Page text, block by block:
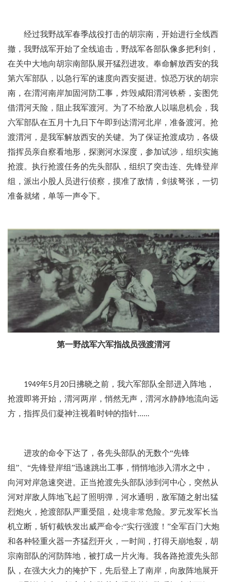
经过我野战军春季战役打击的胡宗南，开始进行全线西
撤，我野战军开始了全线追击，野战军各部队像多把利剑，
在关中大地向胡宗南部队展开猛烈进攻。奉命解放西安的我
第六军部队，以急行军的速度向西安挺进。惊恐万状的胡宗
南，在渭河南岸加固河防工事，炸毁咸阳渭河铁桥，妄图凭
借渭河天险，阻止我军渡河。为了不给敌人以喘息机会，我
六军部队在五月十九日下午即到达渭河北岸，准备渡河。抢
渡渭河，是我军解放西安的关键。为了保证抢渡成功，各级
指挥员亲自察看地形，探测河水深度，参加试涉，组织实施
抢渡。执行抢渡任务的先头部队，组织了突击连、先锋登岸
组，派出小股人员进行侦察，摸准了敌情，剑拔弩张，一切
准备就绪，单等一声令下。
第一野战军六军指战员强渡渭河
1949年5月 20日拂晓之前，我六军部队全部进入阵地，
抢渡即将开始，渭河两岸，悄然无声，渭河水静静地流向远
方，指挥员们凝神注视着时钟的指针......
进攻的命令下达了，各先头部队的无数个“先锋
组”、“先锋登岸组”迅速跳出工事，悄悄地涉入渭水之中，
向河对岸急速突进。正当抢渡先头部队涉到河中心，突然从
河对岸敌人阵地飞起了照明弹，河水通明，敌军随之射出猛
烈炮火，抢渡部队严重受阻，处境非常危险。罗元发军长当
机立断，斩钉截铁发出威严命令:“实行强渡！”全军百门大炮
和各种轻重火器一齐猛烈开火，一时间，打得天崩地裂，胡
宗南部队的河防阵地，被打成一片火海。我各路抢渡先头部
队，在强大火力的掩护下，先后登上了南岸，向敌阵地展开